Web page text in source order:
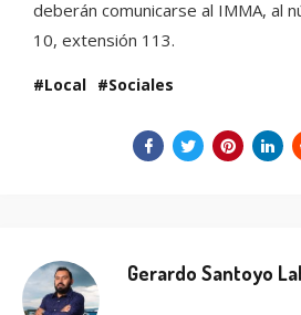
deberán comunicarse al IMMA, al
10, extensión 113.
Local Sociales
Gerardo Santoyo